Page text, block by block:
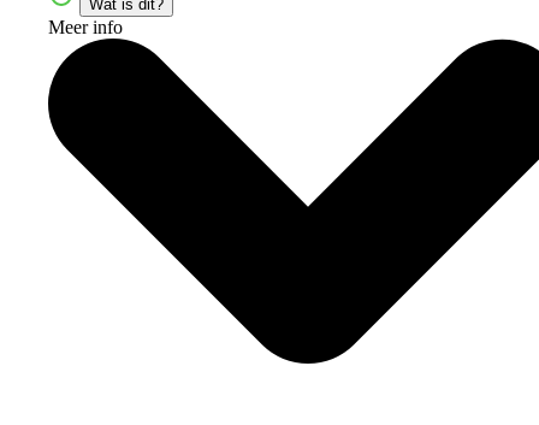
Wat is dit?
Meer info